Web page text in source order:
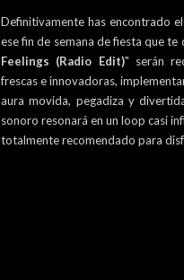
Definitivamente has encontrado
ese fin de semana de fiesta que
Feelings (Radio Edit)" serán
frescas e innovadoras,
aura movida, pegadiza y
sonoro resonará en un loop casi
totalmente recomendado para